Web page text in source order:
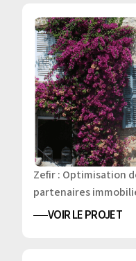
Zefir : Optimisation
partenaires
VOIR LE PROJET